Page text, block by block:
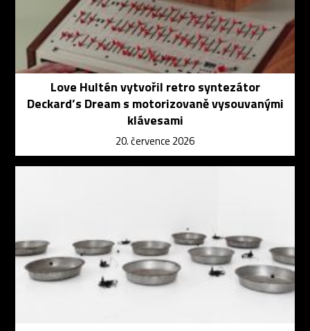
Love Hultén vytvořil retro syntezátor
Deckard’s Dream s motorizovaně vysouvanými
klávesami
20. července 2026